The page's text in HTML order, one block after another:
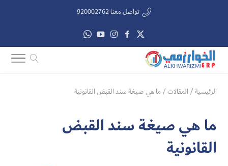
تواصل معنا 920002762
الرئيسية/ المقالات/ما هي صيغة سند القبض القانونية
ما هي صيغة سند القبض
القانونية